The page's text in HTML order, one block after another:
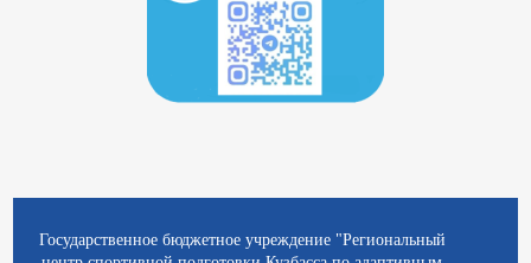
Государственное бюджетное учреждение "Региональный